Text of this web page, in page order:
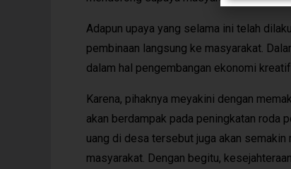
Adapun upaya yang selama ini telah
pembinaan langsung ke masyarakat.
dalam hal pengembangan ekonomi
Karena, pihaknya meyakini dengan
akan berdampak pada peningkatan roda
uang di desa tersebut juga akan
masyarakat. Dengan begitu,